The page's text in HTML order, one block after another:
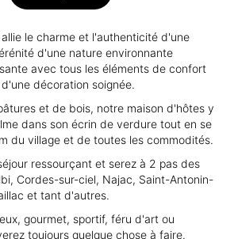
allie le charme et l'authenticité d'une
d'une nature environnante
avec tous les éléments de confort
décoration soignée.
et de bois, notre maison d'hôtes y
dans son écrin de verdure tout en se
du village et de toutes les commodités.
ressourçant et serez à 2 pas des
Cordes-sur-ciel, Najac, Saint-Antonin-
et tant d'autres.
gourmet, sportif, féru d'art ou
toujours quelque chose à faire.